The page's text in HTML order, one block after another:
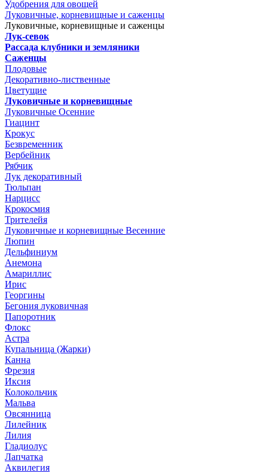
Удобрения для овощей
Луковичные, корневищные и саженцы
Луковичные, корневищные и саженцы
Лук-севок
Рассада клубники и земляники
Саженцы
Плодовые
Декоративно-лиственные
Цветущие
Луковичные и корневищные
Луковичные Осенние
Гиацинт
Крокус
Безвременник
Вербейник
Рябчик
Лук декоративный
Тюльпан
Нарцисс
Крокосмия
Трителейя
Луковичные и корневищные Весенние
Люпин
Дельфиниум
Анемона
Амариллис
Ирис
Георгины
Бегония луковичная
Папоротник
Флокс
Астра
Купальница (Жарки)
Канна
Фрезия
Иксия
Колокольчик
Мальва
Овсянница
Лилейник
Лилия
Гладиолус
Лапчатка
Аквилегия